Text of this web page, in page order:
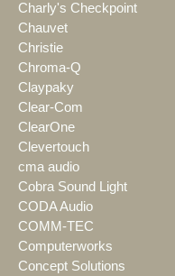
Charly's Checkpoint
Chauvet
Christie
Chroma-Q
Claypaky
Clear-Com
ClearOne
Clevertouch
cma audio
Cobra Sound Light
CODA Audio
COMM-TEC
Computerworks
Concept Solutions